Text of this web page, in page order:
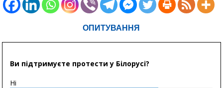
ОПИТУВАННЯ
Ви підтримуєте протести у Білорусі?
Ні